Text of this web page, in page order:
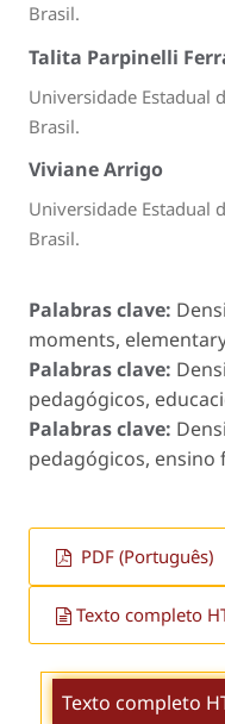
Brasil.
Talita Parpinelli
Universidade Estadual
Brasil.
Viviane Arrigo
Universidade Estadual
Brasil.
Palabras clave:
moments,
Palabras clave:
pedagógicos,
Palabras clave:
pedagógicos, ensino
PDF (Português)
Texto completo
Texto completo